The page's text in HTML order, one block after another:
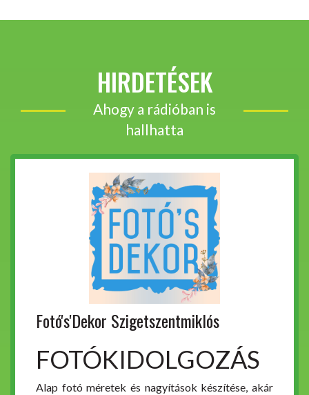
HIRDETÉSEK
Ahogy a rádióban is
hallhatta
Fotó's'Dekor Szigetszentmiklós
FOTÓKIDOLGOZÁS
Alap fotó méretek és nagyítások készítése, akár